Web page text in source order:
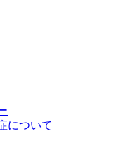
について